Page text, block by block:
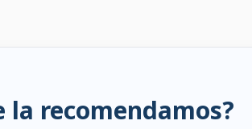
la recomendamos?